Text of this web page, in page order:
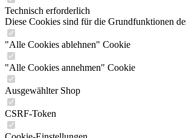
Technisch erforderlich
Diese Cookies sind für die Grundfunktionen
"Alle Cookies ablehnen" Cookie
"Alle Cookies annehmen" Cookie
Ausgewählter Shop
CSRF-Token